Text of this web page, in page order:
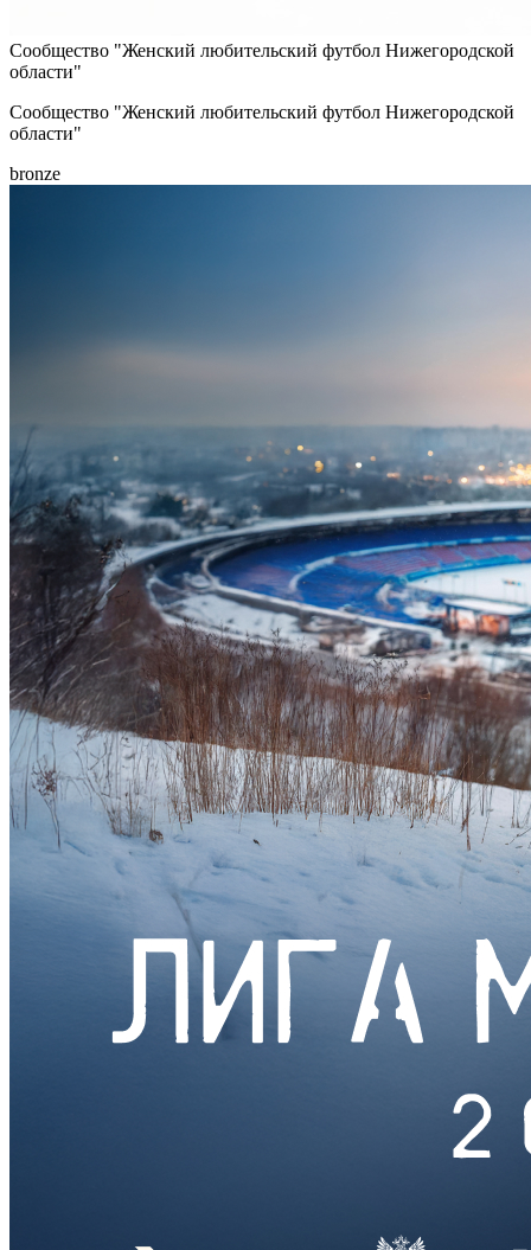
Cообщество "Женский любительский футбол Нижегородской
области"
Cообщество "Женский любительский футбол Нижегородской
области"
bronze